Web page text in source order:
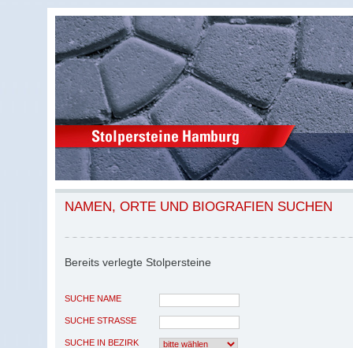
NAMEN, ORTE UND BIOGRAFIEN SUCHEN
Bereits verlegte Stolpersteine
SUCHE NAME
SUCHE STRASSE
SUCHE IN BEZIRK